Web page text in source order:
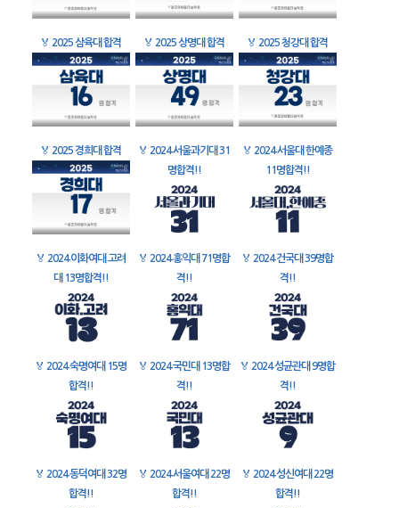
🏅 2025 삼육대 합격 🏅 2025 상명대 합격 🏅 2025 청강대 합격
🏅 2025 경희대 합격 🏅 2024 서울과기대 31
명합격!!
🏅 2024 서울대 한예종
11명합격!!
🏅 2024 이화여대 고려
대 13명합격!!
🏅 2024 홍익대 71명합
격!!
🏅 2024 건국대 39명합
격!!
🏅 2024 숙명여대 15명
합격!!
🏅 2024 국민대 13명합
격!!
🏅 2024 성균관대 9명합
격!!
🏅 2024 동덕여대 32명
합격!!
🏅 2024 서울여대 22명
합격!!
🏅 2024 성신여대 22명
합격!!